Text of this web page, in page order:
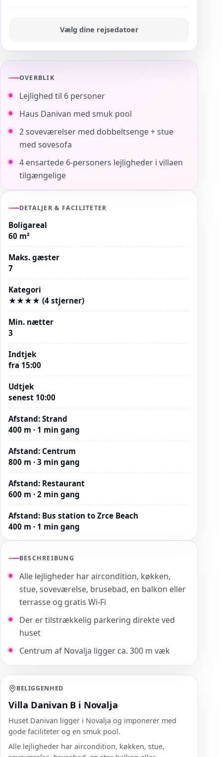
OVERBLIK
Lejlighed til 6 personer
Haus Danivan med smuk pool
2 soveværelser med dobbeltsenge + stue
med sovesofa
4 ensartede 6-personers lejligheder i villaen
tilgængelige
DETALJER & FACILITETER
Boligareal
60 m²
Maks. gæster
7
Kategori
★★★★ (4 stjerner)
Min. nætter
3
Indtjek
fra 15:00
Udtjek
senest 10:00
Afstand: Strand
400 m · 1 min gang
Afstand: Centrum
800 m · 3 min gang
Afstand: Restaurant
600 m · 2 min gang
Afstand: Bus station to Zrce Beach
400 m · 1 min gang
BESCHREIBUNG
Alle lejligheder har aircondition, køkken,
stue, soveværelse, brusebad, en balkon eller
terrasse og gratis Wi-Fi
Der er tilstrækkelig parkering direkte ved
huset
Centrum af Novalja ligger ca. 300 m væk
Vælg dine rejsedatoer
BELIGGENHED
Villa Danivan B i Novalja
Huset Danivan ligger i Novalja og imponerer med
gode faciliteter og en smuk pool.
Alle lejligheder har aircondition, køkken, stue,